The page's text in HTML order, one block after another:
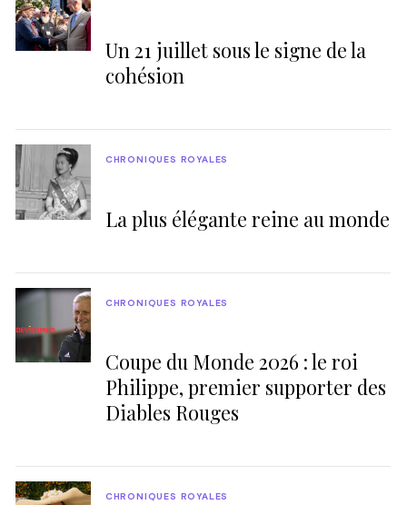
Un 21 juillet sous le signe de la
cohésion
La plus élégante reine au monde
CHRONIQUES ROYALES
Coupe du Monde 2026 : le roi
Philippe, premier supporter des
Diables Rouges
CHRONIQUES ROYALES
CHRONIQUES ROYALES